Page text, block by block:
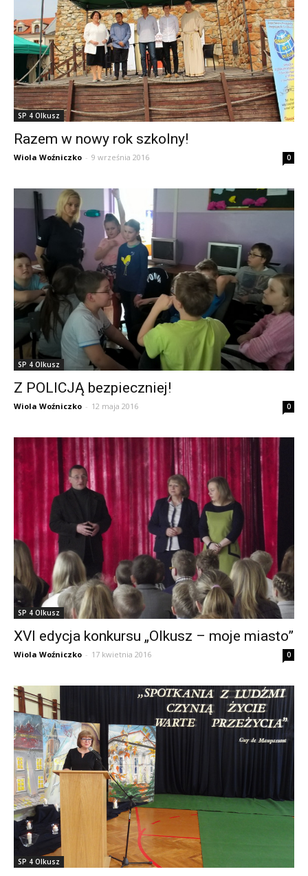
SP 4 Olkusz
Razem w nowy rok szkolny!
Wiola Woźniczko - 9 września 2016 0
SP 4 Olkusz
Z POLICJĄ bezpieczniej!
Wiola Woźniczko - 12 maja 2016 0
SP 4 Olkusz
XVI edycja konkursu „Olkusz – moje miasto”
Wiola Woźniczko - 17 kwietnia 2016 0
SP 4 Olkusz